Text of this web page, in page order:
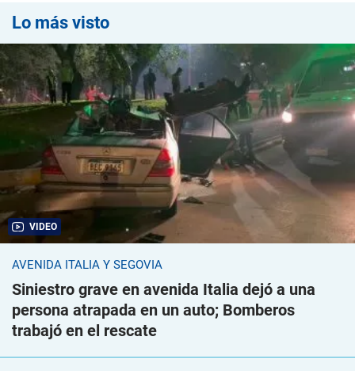
Lo más visto
VIDEO
AVENIDA ITALIA Y SEGOVIA
Siniestro grave en avenida Italia dejó a una
persona atrapada en un auto; Bomberos
trabajó en el rescate